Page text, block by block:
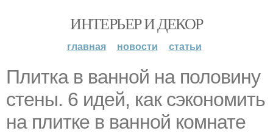
ИНТЕРЬЕР И ДЕКОР
главная новости статьи
Плитка в ванной на половину
стены. 6 идей, как сэкономить
на плитке в ванной комнате